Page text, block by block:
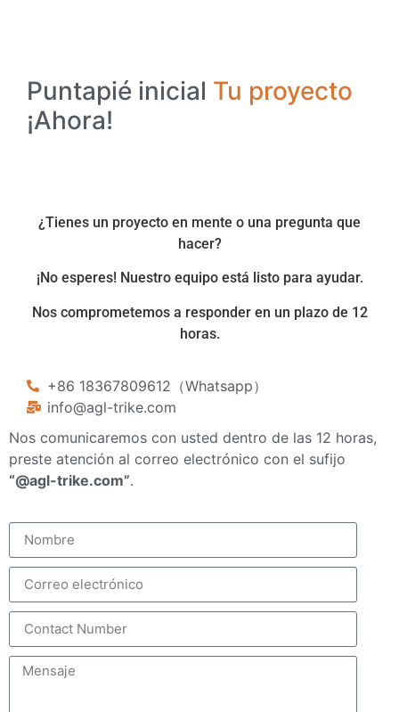
Puntapié inicial Tu proyecto
¡Ahora!
¿Tienes un proyecto en mente o una pregunta que
hacer?
¡No esperes! Nuestro equipo está listo para ayudar.
Nos comprometemos a responder en un plazo de 12
horas.
+86 18367809612（Whatsapp）
info@agl-trike.com
Nos comunicaremos con usted dentro de las 12 horas,
preste atención al correo electrónico con el sufijo
“@agl-trike.com”.